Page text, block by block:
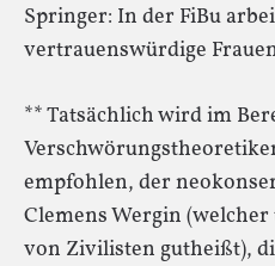
Springer: In der FiBu
vertrauenswürdige
** Tatsächlich wird im
empfohlen, der
Clemens Wergin
von Zivilisten gutheißt),